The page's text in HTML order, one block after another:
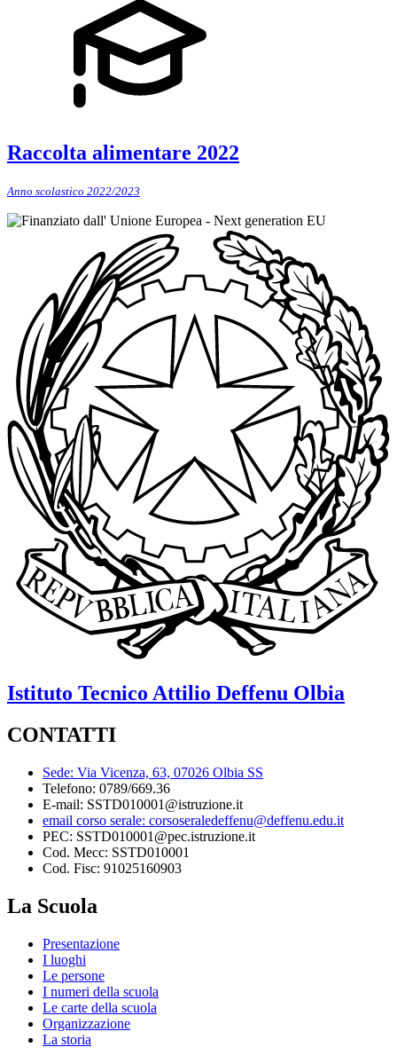
Raccolta alimentare 2022
Anno scolastico 2022/2023
Istituto Tecnico Attilio Deffenu Olbia
CONTATTI
Sede: Via Vicenza, 63, 07026 Olbia SS
Telefono: 0789/669.36
E-mail: SSTD010001@istruzione.it
email corso serale: corsoseraledeffenu@deffenu.edu.it
PEC: SSTD010001@pec.istruzione.it
Cod. Mecc: SSTD010001
Cod. Fisc: 91025160903
La Scuola
Presentazione
I luoghi
Le persone
I numeri della scuola
Le carte della scuola
Organizzazione
La storia